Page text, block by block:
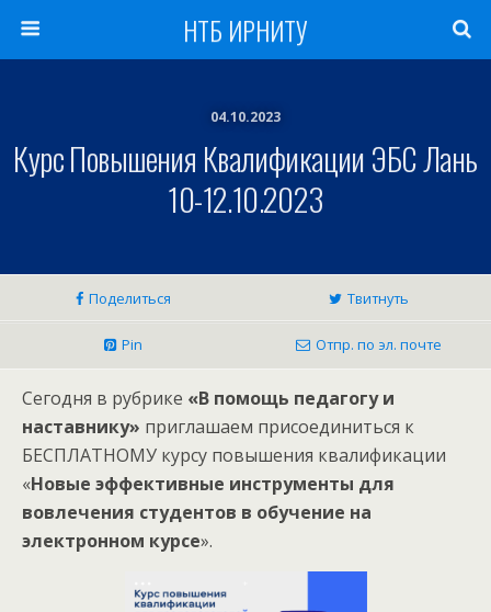
НТБ ИРНИТУ
04.10.2023
Курс Повышения Квалификации ЭБС Лань
10-12.10.2023
Поделиться Твитнуть
Pin Отпр. по эл. почте
Сегодня в рубрике «В помощь педагогу и
наставнику» приглашаем присоединиться к
БЕСПЛАТНОМУ курсу повышения квалификации
«Новые эффективные инструменты для
вовлечения студентов в обучение на
электронном курсе».